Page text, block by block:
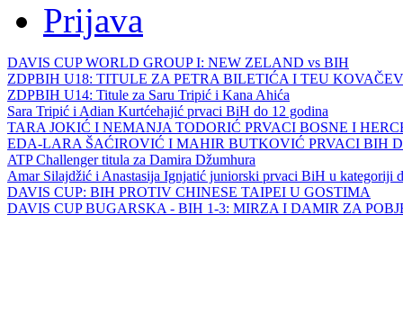
Prijava
DAVIS CUP WORLD GROUP I: NEW ZELAND vs BIH
ZDPBIH U18: TITULE ZA PETRA BILETIĆA I TEU
ZDPBIH U14: Titule za Saru Tripić i Kana Ahića
Sara Tripić i Adian Kurtćehajić prvaci BiH do 12 godina
TARA JOKIĆ I NEMANJA TODORIĆ PRVACI BOSNE I
EDA-LARA ŠAĆIROVIĆ I MAHIR BUTKOVIĆ PRVACI BIH
ATP Challenger titula za Damira Džumhura
Amar Silajdžić i Anastasija Ignjatić juniorski prvaci BiH u kategoriji
DAVIS CUP: BIH PROTIV CHINESE TAIPEI U GOSTIMA
DAVIS CUP BUGARSKA - BIH 1-3: MIRZA I DAMIR ZA